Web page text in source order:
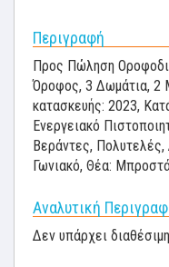
Περιγραφή
Προς Πώληση
Όροφος, 3 Δωμάτια, 2
κατασκευής: 2023,
Ενεργειακό
Βεράντες,
Γωνιακό, Θέα:
Αναλυτική
Δεν υπάρχει διαθέσιμη